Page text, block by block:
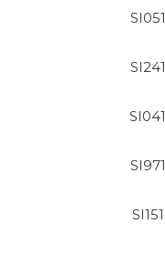
SI051
SI241
SI041
SI971
SI151